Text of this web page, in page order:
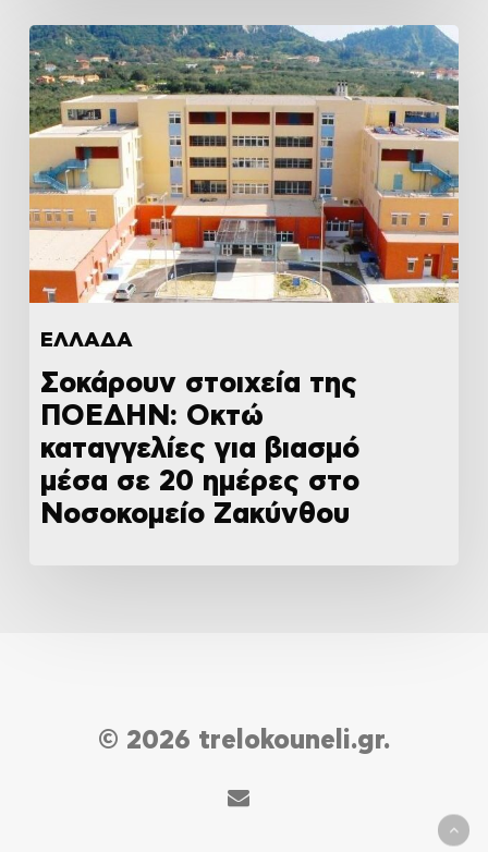
ΕΛΛΑΔΑ
Σοκάρουν στοιχεία της
ΠΟΕΔΗΝ: Οκτώ
καταγγελίες για βιασμό
μέσα σε 20 ημέρες στο
Νοσοκομείο Ζακύνθου
© 2026 trelokouneli.gr.
email